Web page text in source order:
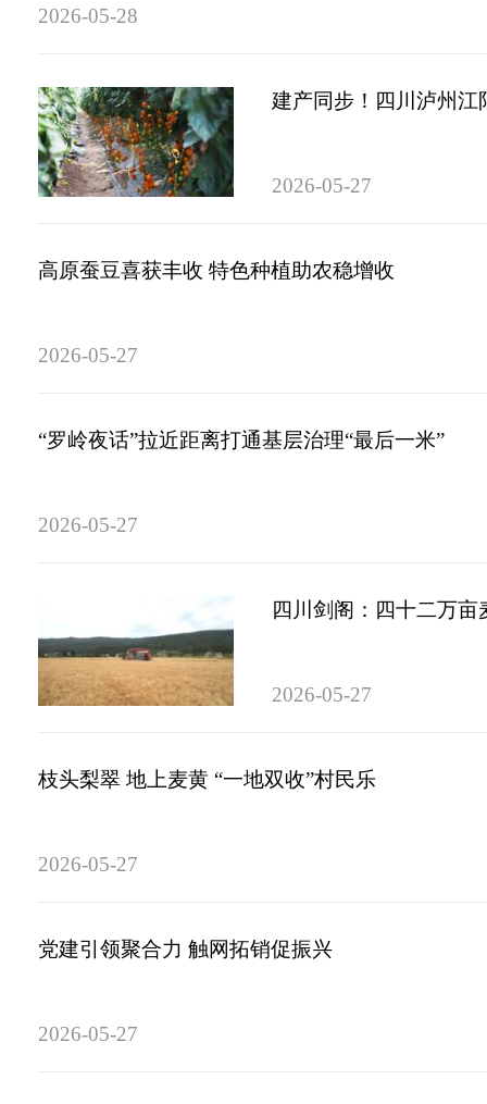
2026-05-28
建产同步！四川泸州江
2026-05-27
高原蚕豆喜获丰收 特色种植助农稳增收
2026-05-27
“罗岭夜话”拉近距离打通基层治理“最后一米”
2026-05-27
四川剑阁：四十二万
2026-05-27
枝头梨翠 地上麦黄 “一地双收”村民乐
2026-05-27
党建引领聚合力 触网拓销促振兴
2026-05-27